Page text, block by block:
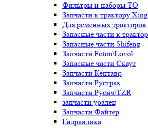
Фильтры и наборы ТО
Запчасти к трактору
Для ременных тракторов
Запасные части к
Запасные части Shifeng
Запчасти Foton\Lovol
Запасные части Скаут
Запчасти Кентавр
Запчасти Рустрак
Запчасти Русич\TZR
запчасти уралец
Запчасти Файтер
Гидравлика